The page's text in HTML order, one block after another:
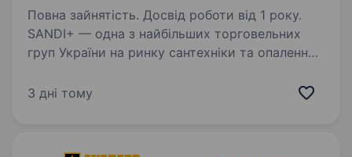
Повна зайнятість. Досвід роботи від 1 року.
SANDI+ — одна з найбільших торговельних
груп України на ринку сантехніки та опалення,
та сильною корпоративною культурою.
3 дні тому